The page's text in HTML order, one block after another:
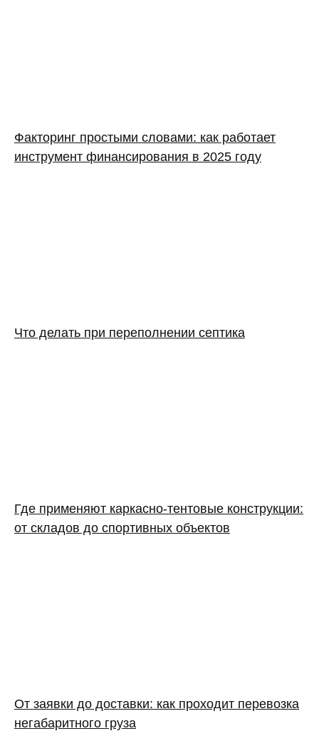
Факторинг простыми словами: как работает
инструмент финансирования в 2025 году
Что делать при переполнении септика
Где применяют каркасно‑тентовые конструкции:
от складов до спортивных объектов
От заявки до доставки: как проходит перевозка
негабаритного груза